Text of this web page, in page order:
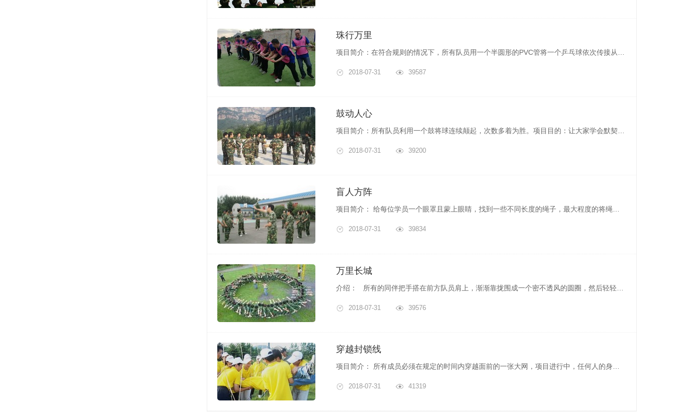
珠行万里
项目简介：在符合规则的情况下，所有队员用一个半圆形的PVC管将一个乒乓球依次传接从起点接到终点。项目目的：岗位轮换与协作，理清岗位职责与相互协作的关系。
2018-07-31 39587
鼓动人心
项目简介：所有队员利用一个鼓将球连续颠起，次数多着为胜。项目目的：让大家学会默契的配合，放下情绪与观望，用改善代替抱怨。
2018-07-31 39200
盲人方阵
项目简介： 给每位学员一个眼罩且蒙上眼睛，找到一些不同长度的绳子，最大程度的将绳子围成一个正方形，每位学员平均分布在正方形的四周。分享： 只有多听才能真正了解领导、客户的意图，善听胜于善 辩，倾听既是一门学问，也是一种艺术； 作为基层员工，遵守企业伦理，恪守岗位职责的重要 性； 沟通环节、机制、渠道 ...
2018-07-31 39834
万里长城
2018-07-31 39576
穿越封锁线
项目简介： 所有成员必须在规定的时间内穿越面前的一张大网，项目进行中，任何人的身体各个部位不得触网（一个网洞仅限一人次使用，一旦触网或有人通过后网洞将被封掉）。分享： 在有限的资源下,团队中的每个成员都要找准适合自己的位置,最大化的利用资源,完成团队的目标； 管理者要结合每一位团队成员的特点进行管理， ...
2018-07-31 41319